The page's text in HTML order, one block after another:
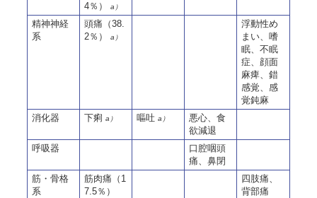
4％）
a）
精神神経
系
頭痛（38.
2％）
a）
浮動性め
まい、嗜
眠、不眠
症、顔面
麻痺、錯
感覚、感
覚鈍麻
消化器
下痢 a） 嘔吐 a）
悪心、食
欲減退
呼吸器
口腔咽頭
痛、鼻閉
筋・骨格
系
筋肉痛（1
7.5％）
四肢痛、
背部痛